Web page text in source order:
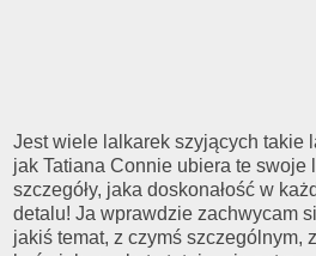
Jest wiele lalkarek szyjących takie
jak Tatiana Connie ubiera te swoje
szczegóły, jaka doskonałość w
detalu! Ja wprawdzie zachwycam
jakiś temat, z czymś szczególnym,